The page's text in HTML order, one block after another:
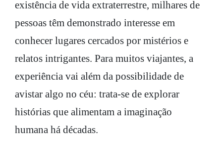
existência de vida extraterrestre, milhares de
pessoas têm demonstrado interesse em
conhecer lugares cercados por mistérios e
relatos intrigantes. Para muitos viajantes, a
experiência vai além da possibilidade de
avistar algo no céu: trata-se de explorar
histórias que alimentam a imaginação
humana há décadas.